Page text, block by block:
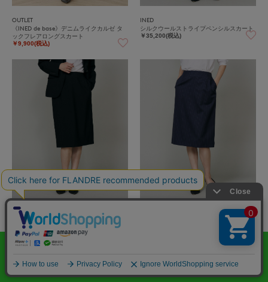
OUTLET
《INED de base》デニムライクカルゼ タ
ックフレアロングスカート
￥9,900(税込)
INED
シルクウールストライプペンシルスカート
￥35,200(税込)
INED
オゾン防縮加工ペンシルスカート
￥37,400(税込)
《大きいサイズ》シルクウールストライプ
OFF